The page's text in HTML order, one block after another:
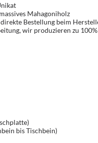
Mahagoniholz
Bestellung beim
wir produzieren zu
bis Tischbein)